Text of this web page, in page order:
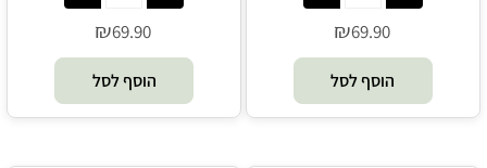
₪69.90
הוסף לסל
₪69.90
הוסף לסל